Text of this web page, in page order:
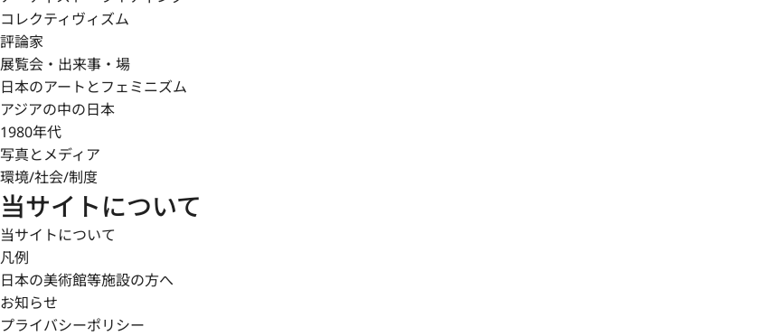
コレクティヴィズム
評論家
展覧会・出来事・場
日本のアートとフェミニズム
アジアの中の日本
1980年代
写真とメディア
環境/社会/制度
当サイトについて
当サイトについて
凡例
日本の美術館等施設の方へ
お知らせ
プライバシーポリシー